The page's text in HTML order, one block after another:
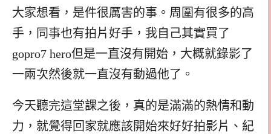
大家想看，是件很厲害的事。周圍有很多的高
手，同事也有拍片好手，我自己其實買了
gopro7 hero但是一直沒有開始，大概就錄影了
一兩次然後就一直沒有動過他了。
今天聽完這堂課之後，真的是滿滿的熱情和動
力，就覺得回家就應該開始來好好拍影片、紀